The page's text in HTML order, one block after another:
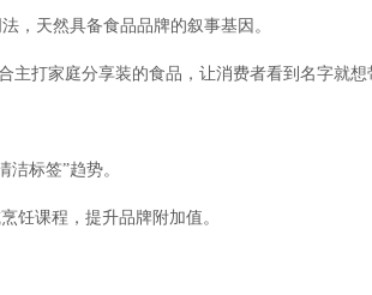
，天然具备食品品牌的叙事基因。
主打家庭分享装的食品，让消费者看到名字就想
标签”趋势。
饪课程，提升品牌附加值。